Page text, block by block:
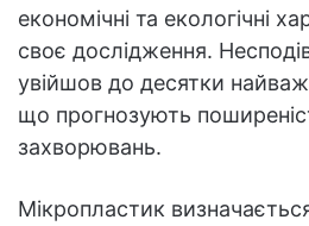
економічні та екологічні
своє дослідження.
увійшов до десятки
що прогнозують
захворювань.
Мікропластик